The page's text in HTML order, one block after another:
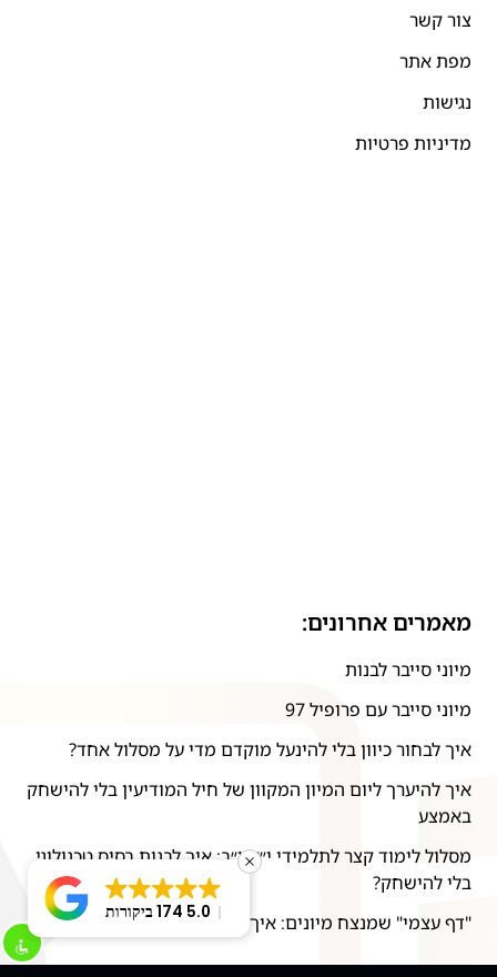
צור קשר
מפת אתר
נגישות
מדיניות פרטיות
מאמרים אחרונים:
מיוני סייבר לבנות
מיוני סייבר עם פרופיל 97
איך לבחור כיוון בלי להינעל מוקדם מדי על מסלול אחד?
איך להיערך ליום המיון המקוון של חיל המודיעין בלי להישחק
באמצע
מסלול לימוד קצר לתלמידי י״א-י״ב: איך לבנות בסיס טכנולוגי
בלי להישחק?
"דף עצמי" שמנצח מיונים: איך להציג ניסיון בלי להגזים?
5.0